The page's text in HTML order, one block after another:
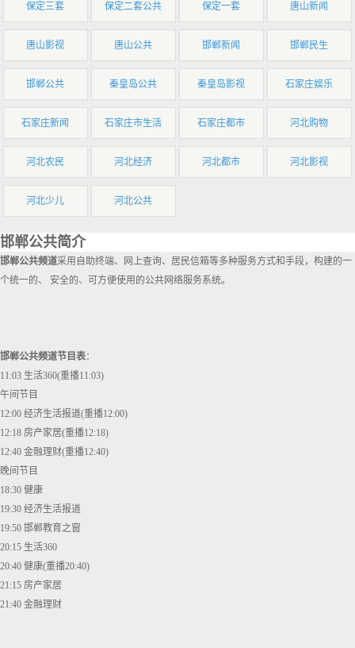
保定三套 保定二套公共 保定一套 唐山新闻
唐山影视 唐山公共 邯郸新闻 邯郸民生
邯郸公共 秦皇岛公共 秦皇岛影视 石家庄娱乐
石家庄新闻 石家庄市生活 石家庄都市 河北购物
河北农民 河北经济 河北都市 河北影视
河北少儿 河北公共
邯郸公共简介
邯郸公共频道采用自助终端、网上查询、居民信箱等多种服务方式和手段，构建的一
个统一的、 安全的、可方便使用的公共网络服务系统。
邯郸公共频道节目表：
11:03 生活360(重播11:03)
午间节目
12:00 经济生活报道(重播12:00)
12:18 房产家居(重播12:18)
12:40 金融理财(重播12:40)
晚间节目
18:30 健康
19:30 经济生活报道
19:50 邯郸教育之窗
20:15 生活360
20:40 健康(重播20:40)
21:15 房产家居
21:40 金融理财